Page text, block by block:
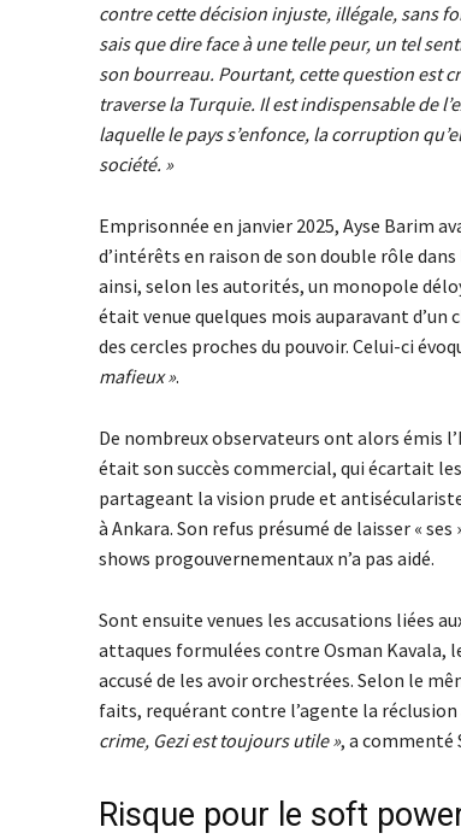
contre cette décision injuste, illégale, sans
sais que dire face à une telle peur, un tel
son bourreau. Pourtant, cette question est
traverse la Turquie. Il est indispensable de
laquelle le pays s’enfonce, la corruption
société. »
Emprisonnée en janvier 2025, Ayse Barim
d’intérêts en raison de son double rôle
ainsi, selon les autorités, un monopole
était venue quelques mois auparavant d’un
des cercles proches du pouvoir. Celui-ci
mafieux ».
De nombreux observateurs ont alors émis
était son succès commercial, qui écartait
partageant la vision prude et
à Ankara. Son refus présumé de laisser «
shows progouvernementaux n’a pas aidé.
Sont ensuite venues les accusations liées
attaques formulées contre Osman Kavala,
accusé de les avoir orchestrées. Selon le
faits, requérant contre l’agente la
crime, Gezi est toujours utile », a commenté
Risque pour le soft